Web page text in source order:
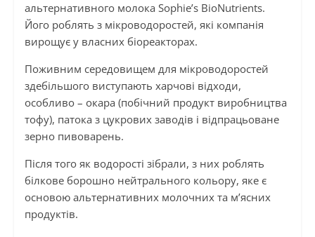
альтернативного молока Sophie’s BioNutrients.
Його роблять з мікроводоростей, які компанія
вирощує у власних біореакторах.
Поживним середовищем для мікроводоростей
здебільшого виступають харчові відходи,
особливо – окара (побічний продукт виробництва
тофу), патока з цукрових заводів і відпрацьоване
зерно пивоварень.
Після того як водорості зібрали, з них роблять
білкове борошно нейтрального кольору, яке є
основою альтернативних молочних та м’ясних
продуктів.